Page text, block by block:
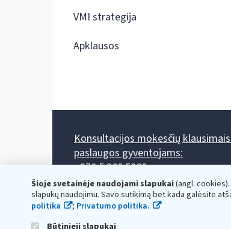
Šioje svetainėje naudojami slapukai(angl.
slapukų naudojimu. Savo sutikimą bet kada galėsite
politika
; Privatumo politika.
Būtinieji slapukai
VMI strategija
Apklausos
Konsultacijos mokesčių
paslaugos gyventojams:
+370 5 260 5060
Darbo laikas: I-IV 8.00-17.00, V 8.00-
Prieššventinę dieną - viena valanda trumpiau.
Kiekvieno mėnesio antrą penktadienį 8.00 val. -